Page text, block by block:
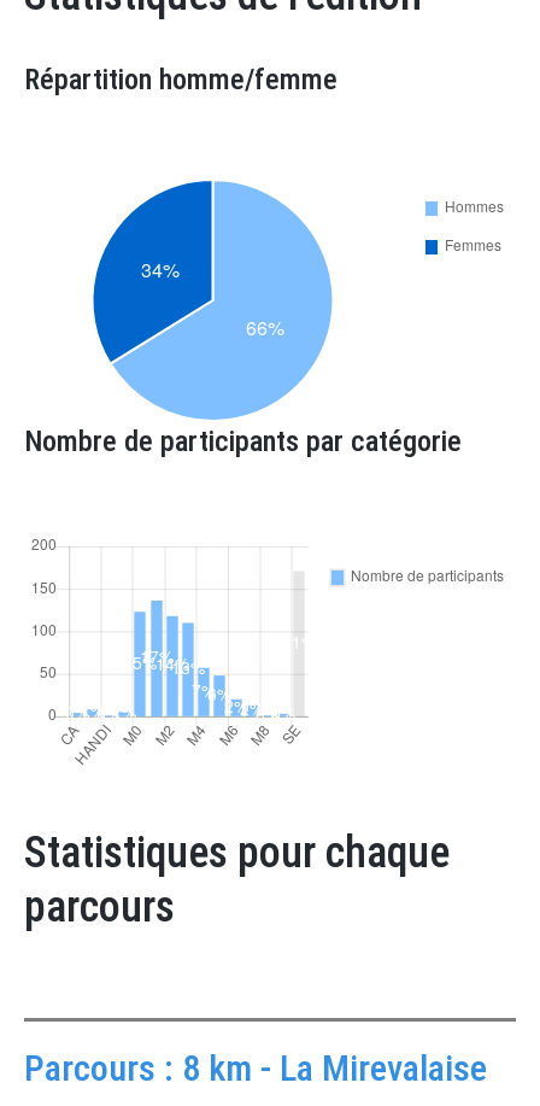
Répartition homme/femme
Nombre de participants par catégorie
Statistiques pour chaque
parcours
Parcours : 8 km - La Mirevalaise